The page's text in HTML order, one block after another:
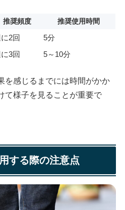
推奨頻度 推奨使用時間
2回
5分
3回 5～10分
を感じるまでには時間がかか
て様子を見ることが重要で
する際の注意点